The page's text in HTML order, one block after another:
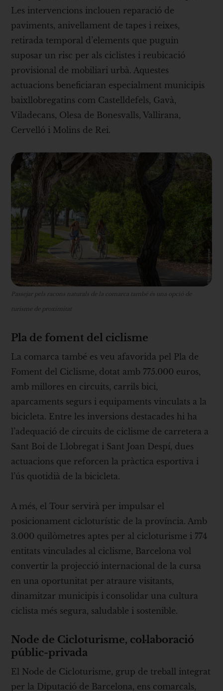
Les intervencions inclouen reparació de
paviments, anivellament de tapes i reixes,
retirada temporal d’elements que puguin
suposar un risc per als ciclistes i reubicació
provisional de mobiliari urbà. Aquestes
actuacions beneficiaran especialment municipis
baixllobregatins com Castelldefels, Gavà,
Viladecans, Olesa de Bonesvalls, Vallirana,
Cervelló i Molins de Rei.
Passejar pels racons naturals de la comarca també és una opció de
turisme de proximitat
Pla de foment del ciclisme
La comarca també es veu afavorida pel Pla de
Foment del Ciclisme, dotat amb 775.000 euros,
amb millores en circuits, carrils bici,
aparcaments segurs i equipaments vinculats a la
bicicleta. Entre les inversions destacades hi ha
l’adequació de circuits de ciclisme de carretera a
Sant Boi de Llobregat i Sant Joan Despí, dues
actuacions que reforcen la pràctica esportiva i
l’ús quotidià de la bicicleta.
A més, el Tour servirà per impulsar el
posicionament cicloturístic de la província. Amb
3.000 quilòmetres aptes per al cicloturisme i 774
entitats vinculades al ciclisme, Barcelona vol
convertir la projecció internacional de la cursa
en una oportunitat per atraure visitants,
dinamitzar municipis i consolidar una cultura
ciclista més segura, saludable i sostenible.
Node de Cicloturisme, col·laboració
públic-privada
El Node de Cicloturisme, grup de treball integrat
per la Diputació de Barcelona, ens comarcals,